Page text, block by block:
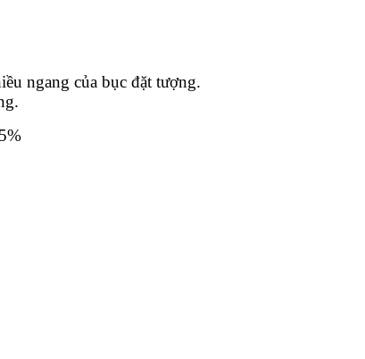
ngang của bục đặt tượng.